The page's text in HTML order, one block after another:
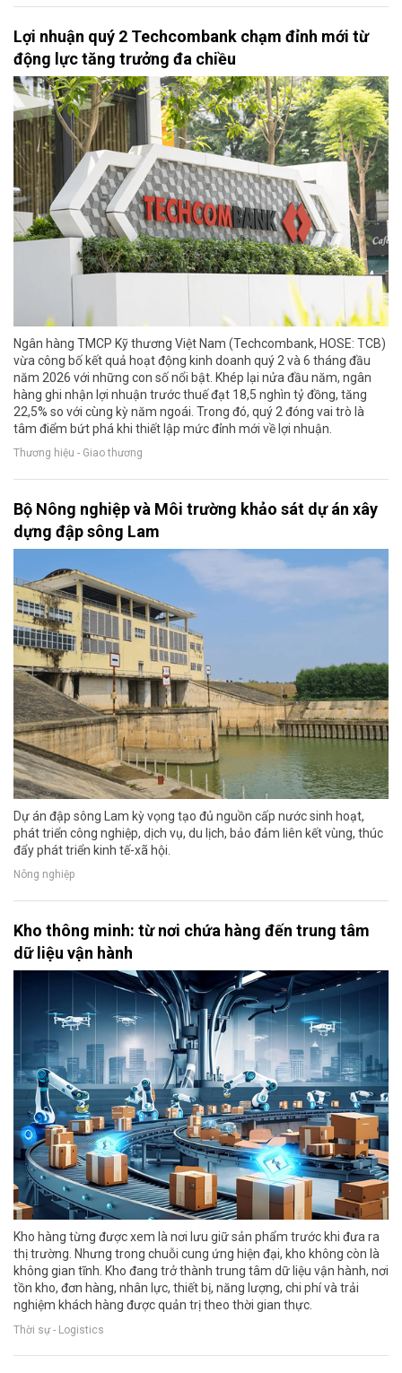
Lợi nhuận quý 2 Techcombank chạm đỉnh mới từ
động lực tăng trưởng đa chiều
Ngân hàng TMCP Kỹ thương Việt Nam (Techcombank, HOSE: TCB)
vừa công bố kết quả hoạt động kinh doanh quý 2 và 6 tháng đầu
năm 2026 với những con số nổi bật. Khép lại nửa đầu năm, ngân
hàng ghi nhận lợi nhuận trước thuế đạt 18,5 nghìn tỷ đồng, tăng
22,5% so với cùng kỳ năm ngoái. Trong đó, quý 2 đóng vai trò là
tâm điểm bứt phá khi thiết lập mức đỉnh mới về lợi nhuận.
Thương hiệu - Giao thương
Bộ Nông nghiệp và Môi trường khảo sát dự án xây
dựng đập sông Lam
Dự án đập sông Lam kỳ vọng tạo đủ nguồn cấp nước sinh hoạt,
phát triển công nghiệp, dịch vụ, du lịch, bảo đảm liên kết vùng, thúc
đẩy phát triển kinh tế-xã hội.
Nông nghiệp
Kho thông minh: từ nơi chứa hàng đến trung tâm
dữ liệu vận hành
Kho hàng từng được xem là nơi lưu giữ sản phẩm trước khi đưa ra
thị trường. Nhưng trong chuỗi cung ứng hiện đại, kho không còn là
không gian tĩnh. Kho đang trở thành trung tâm dữ liệu vận hành, nơi
tồn kho, đơn hàng, nhân lực, thiết bị, năng lượng, chi phí và trải
nghiệm khách hàng được quản trị theo thời gian thực.
Thời sự - Logistics